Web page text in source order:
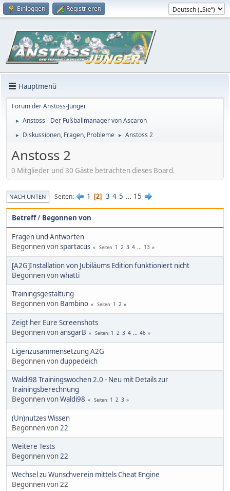
Einloggen Registrieren
Hauptmenü
Forum der Anstoss-Jünger
► Anstoss - Der Fußballmanager von Ascaron
► Diskussionen, Fragen, Probleme ► Anstoss 2
Anstoss 2
0 Mitglieder und 30 Gäste betrachten dieses Board.
NACH UNTEN Seiten 1 2 3 4 5 ... 15
Betreff/ Begonnen von
Fragen und Antworten
Begonnen vonspartacus Seiten 1 2 3 4 ... 13
[A2G]Installation von Jubiläums Edition funktioniert nicht
Begonnen vonwhatti
Trainingsgestaltung
Begonnen von Bambino Seiten 1 2
Zeigt her Eure Screenshots
Begonnen vonansgarB Seiten 1 2 3 4 ... 46
Ligenzusammensetzung A2G
Begonnen vonduppedeich
Waldi98 Trainingswochen 2.0 - Neu mit Details zur
Trainingsberechnung
Begonnen vonWaldi98 Seiten 1 2 3
(Un)nutzes Wissen
Begonnen von22
Weitere Tests
Begonnen von22
Wechsel zu Wunschverein mittels Cheat Engine
Begonnen von22